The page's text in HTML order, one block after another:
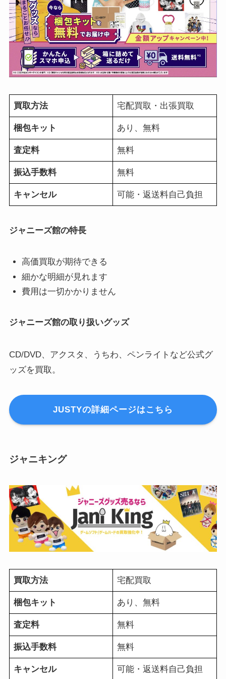
買取方法 宅配買取・出張買取
梱包キット あり、無料
査定料 無料
振込手数料 無料
キャンセル 可能・返送料自己負担
ジャニーズ館の特長
高価買取が期待できる
細かな明細が見れます
費用は一切かかりません
ジャニーズ館の取り扱いグッズ
CD/DVD、アクスタ、うちわ、ペンライトなど公式グ
ッズを買取。
JUSTYの詳細ページはこちら
ジャニキング
買取方法 宅配買取
梱包キット あり、無料
査定料 無料
振込手数料 無料
キャンセル 可能・返送料自己負担